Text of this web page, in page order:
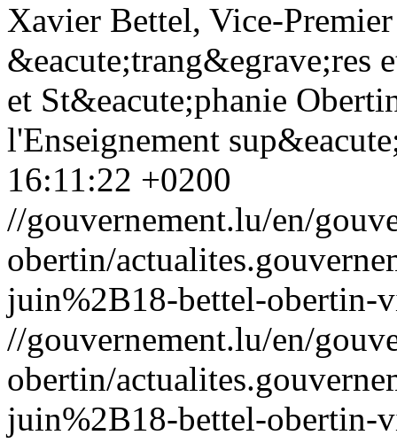
Xavier Bettel, Vice-
&eacute;trang&egrave;res
et St&eacute;phanie
l'Enseignement
16:11:22 +0200
//gouvernement.lu/en/
obertin/
juin%2B18-bettel-obertin-
//gouvernement.lu/en/
obertin/
juin%2B18-bettel-obertin-